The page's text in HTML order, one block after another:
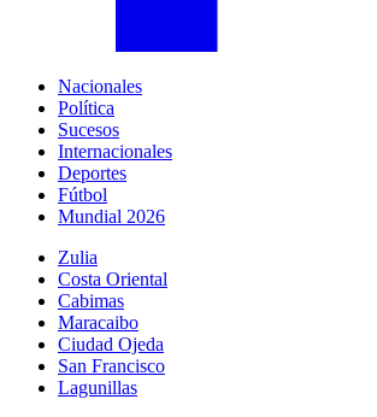
Nacionales
Política
Sucesos
Internacionales
Deportes
Fútbol
Mundial 2026
Zulia
Costa Oriental
Cabimas
Maracaibo
Ciudad Ojeda
San Francisco
Lagunillas